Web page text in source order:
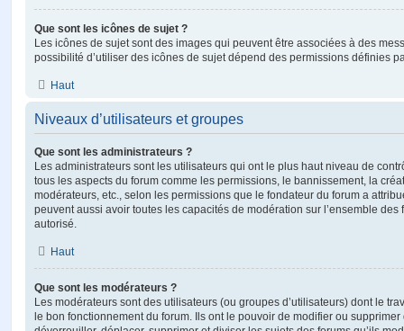
Que sont les icônes de sujet ?
Les icônes de sujet sont des images qui peuvent être associées à des
possibilité d’utiliser des icônes de sujet dépend des permissions définies
Haut
Niveaux d’utilisateurs et groupes
Que sont les administrateurs ?
Les administrateurs sont les utilisateurs qui ont le plus haut niveau de
tous les aspects du forum comme les permissions, le bannissement, la
modérateurs, etc., selon les permissions que le fondateur du forum a
peuvent aussi avoir toutes les capacités de modération sur l’ensemble
autorisé.
Haut
Que sont les modérateurs ?
Les modérateurs sont des utilisateurs (ou groupes d’utilisateurs) dont le
le bon fonctionnement du forum. Ils ont le pouvoir de modifier ou